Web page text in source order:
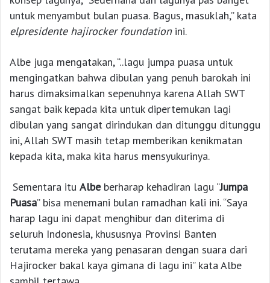
untuk menyambut bulan puasa. Bagus, masuklah,” kata
elpresidente hajirocker foundationini.
Albe juga mengatakan, “..lagu jumpa puasa untuk
mengingatkan bahwa dibulan yang penuh barokah ini
harus dimaksimalkan sepenuhnya karena Allah SWT
sangat baik kepada kita untuk dipertemukan lagi
dibulan yang sangat dirindukan dan ditunggu ditunggu
ini, Allah SWT masih tetap memberikan kenikmatan
kepada kita, maka kita harus mensyukurinya.
Sementara itu Albeberharap kehadiran lagu “Jumpa
Puasa” bisa menemani bulan ramadhan kali ini. “Saya
harap lagu ini dapat menghibur dan diterima di
seluruh Indonesia, khususnya Provinsi Banten
terutama mereka yang penasaran dengan suara dari
Hajirocker bakal kaya gimana di lagu ini” kata Albe